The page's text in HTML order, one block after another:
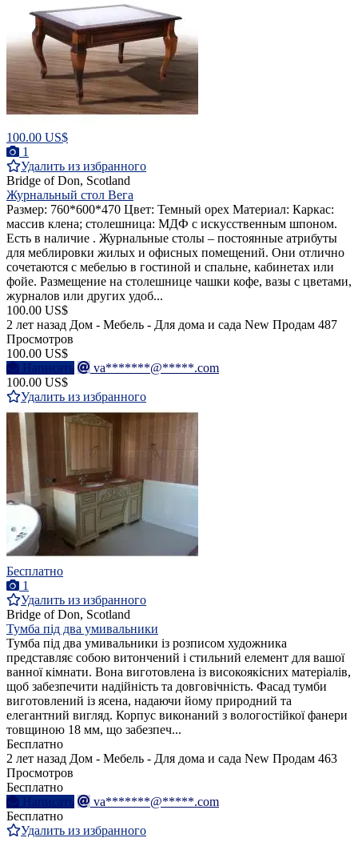
100.00 US$
1
Удалить из избранного
Bridge of Don, Scotland
Журнальный стол Вега
Размер: 760*600*470 Цвет: Темный орех Материал: Каркас:
массив клена; столешница: МДФ с искусственным шпоном.
Есть в наличие . Журнальные столы – постоянные атрибуты
для меблировки жилых и офисных помещений. Они отлично
сочетаются с мебелью в гостиной и спальне, кабинетах или
фойе. Размещение на столешнице чашки кофе, вазы с цветами,
журналов или других удоб...
100.00 US$
2 лет назад Дом - Мебель - Для дома и сада New Продам 487
Просмотров
100.00 US$
Написать
va*******@*****.com
100.00 US$
Удалить из избранного
Бесплатно
1
Удалить из избранного
Bridge of Don, Scotland
Тумба під два умивальники
Тумба під два умивальники із розписом художника
представляє собою витончений і стильний елемент для вашої
ванної кімнати. Вона виготовлена із високоякісних матеріалів,
щоб забезпечити надійність та довговічність. Фасад тумби
виготовлений із ясена, надаючи йому природний та
елегантний вигляд. Корпус виконаний з вологостійкої фанери
товщиною 18 мм, що забезпеч...
Бесплатно
2 лет назад Дом - Мебель - Для дома и сада New Продам 463
Просмотров
Бесплатно
Написать
va*******@*****.com
Бесплатно
Удалить из избранного